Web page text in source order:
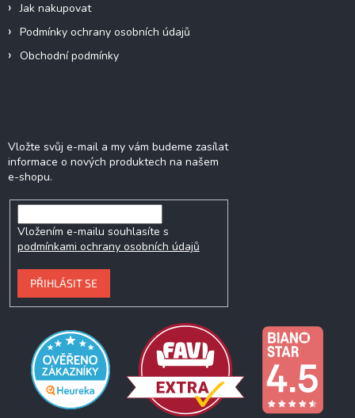
Jak nakupovat
Podmínky ochrany osobních údajů
Obchodní podmínky
Vložte svůj e-mail a my vám budeme zasílat
informace o nových produktech na našem
e-shopu.
Vložením e-mailu souhlasíte s
podmínkami ochrany osobních údajů
PŘIHLÁSIT SE